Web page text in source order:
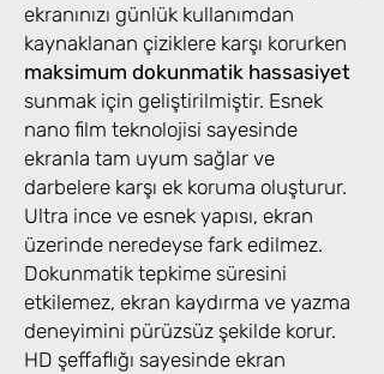
ekranınızı günlük kullanımdan
kaynaklanan çiziklere karşı korurken
maksimum dokunmatik hassasiyet
sunmak için geliştirilmiştir. Esnek
nano film teknolojisi sayesinde
ekranla tam uyum sağlar ve
darbelere karşı ek koruma oluşturur.
Ultra ince ve esnek yapısı, ekran
üzerinde neredeyse fark edilmez.
Dokunmatik tepkime süresini
etkilemez, ekran kaydırma ve yazma
deneyimini pürüzsüz şekilde korur.
HD şeffaflığı sayesinde ekran